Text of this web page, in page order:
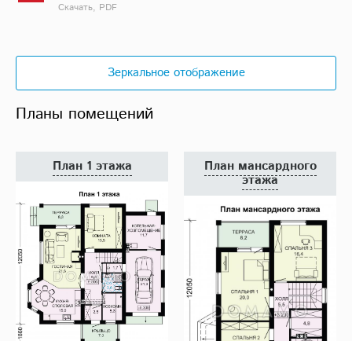
Скачать, PDF
Планы помещений
Зеркальное отображение
План 1 этажа План мансардного
этажа